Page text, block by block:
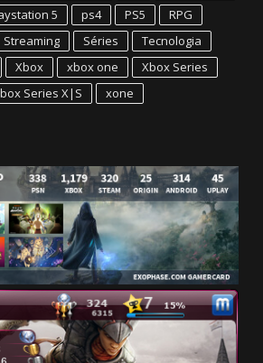
5 ps4 PS5
RPG
Streaming Séries
Tecnologia
Xbox xbox one
Xbox Series
Series X|S xone